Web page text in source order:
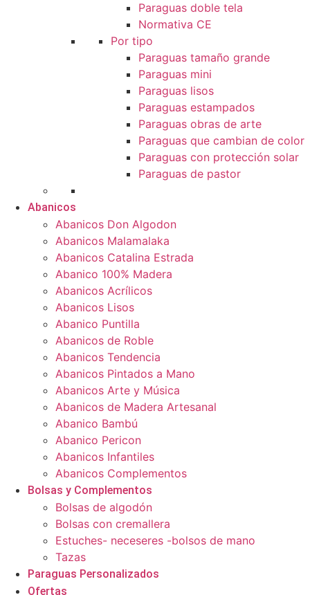
Paraguas doble tela
Normativa CE
Por tipo
Paraguas tamaño grande
Paraguas mini
Paraguas lisos
Paraguas estampados
Paraguas obras de arte
Paraguas que cambian de color
Paraguas con protección solar
Paraguas de pastor
Abanicos
Abanicos Don Algodon
Abanicos Malamalaka
Abanicos Catalina Estrada
Abanico 100% Madera
Abanicos Acrílicos
Abanicos Lisos
Abanico Puntilla
Abanicos de Roble
Abanicos Tendencia
Abanicos Pintados a Mano
Abanicos Arte y Música
Abanicos de Madera Artesanal
Abanico Bambú
Abanico Pericon
Abanicos Infantiles
Abanicos Complementos
Bolsas y Complementos
Bolsas de algodón
Bolsas con cremallera
Estuches- neceseres -bolsos de mano
Tazas
Paraguas Personalizados
Ofertas